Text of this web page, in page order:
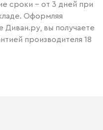
сроки – от 3 дней при
Оформляя
Диван.ру, вы получаете
производителя 18